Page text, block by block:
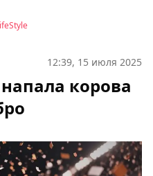
12:39, 15 июля 2025
корова